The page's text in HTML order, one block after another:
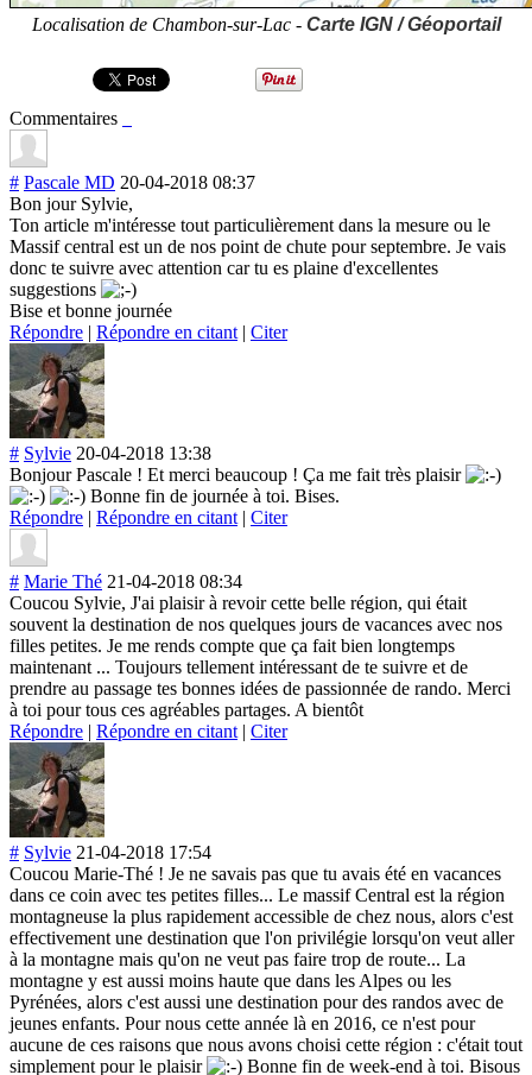
Localisation de Chambon-sur-Lac - Carte IGN / Géoportail
Commentaires
# Pascale MD 20-04-2018 08:37
Bon jour Sylvie,
Ton article m'intéresse tout particulièrement dans la mesure ou le
Massif central est un de nos point de chute pour septembre. Je vais
donc te suivre avec attention car tu es plaine d'excellentes
suggestions
Bise et bonne journée
Répondre | Répondre en citant | Citer
# Sylvie 20-04-2018 13:38
Bonjour Pascale ! Et merci beaucoup ! Ça me fait très plaisir
Bonne fin de journée à toi. Bises.
Répondre | Répondre en citant | Citer
# Marie Thé 21-04-2018 08:34
Coucou Sylvie, J'ai plaisir à revoir cette belle région, qui était
souvent la destination de nos quelques jours de vacances avec nos
filles petites. Je me rends compte que ça fait bien longtemps
maintenant ... Toujours tellement intéressant de te suivre et de
prendre au passage tes bonnes idées de passionnée de rando. Merci
à toi pour tous ces agréables partages. A bientôt
Répondre | Répondre en citant | Citer
# Sylvie 21-04-2018 17:54
Coucou Marie-Thé ! Je ne savais pas que tu avais été en vacances
dans ce coin avec tes petites filles... Le massif Central est la région
montagneuse la plus rapidement accessible de chez nous, alors c'est
effectivement une destination que l'on privilégie lorsqu'on veut aller
à la montagne mais qu'on ne veut pas faire trop de route... La
montagne y est aussi moins haute que dans les Alpes ou les
Pyrénées, alors c'est aussi une destination pour des randos avec de
jeunes enfants. Pour nous cette année là en 2016, ce n'est pour
aucune de ces raisons que nous avons choisi cette région : c'était tout
simplement pour le plaisir
Bonne fin de week-end à toi. Bisous